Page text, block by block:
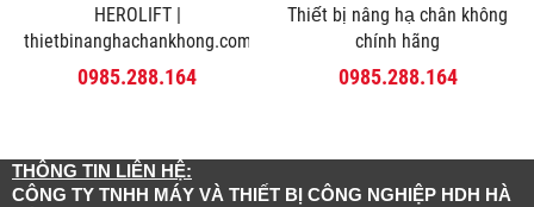
HEROLIFT |
thietbinanghachankhong.com
0985.288.164
Thiết bị nâng hạ chân không
chính hãng
0985.288.164
THÔNG TIN LIÊN HỆ:
CÔNG TY TNHH MÁY VÀ THIẾT BỊ CÔNG NGHIỆP HDH HÀ